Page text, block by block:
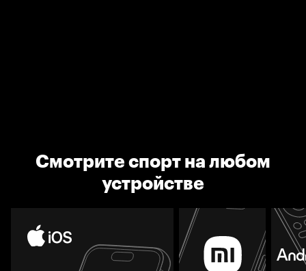
Смотрите спорт на любом
устройстве